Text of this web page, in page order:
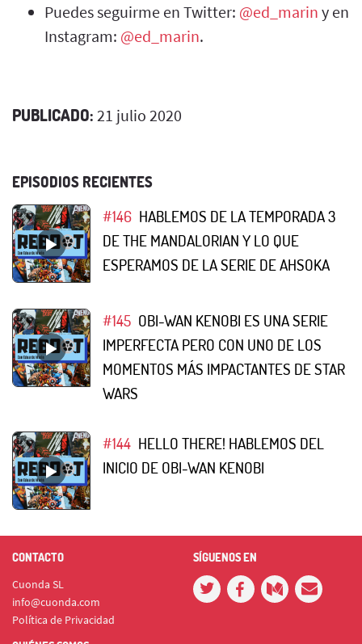
Puedes seguirme en Twitter: @ed_marin y en
Instagram: @ed_marin.
PUBLICADO: 21 julio 2020
EPISODIOS RECIENTES
#146 HABLEMOS DE LA TEMPORADA 3
DE THE MANDALORIAN Y LO QUE
ESPERAMOS DE LA SERIE DE AHSOKA
#145 OBI-WAN KENOBI ES UNA SERIE
IMPERFECTA PERO CON UNO DE LOS
MOMENTOS MÁS IMPACTANTES DE STAR
WARS
#144 HELLO THERE! HABLEMOS DEL
INICIO DE OBI-WAN KENOBI
CONTACTO
Cuonda SL
info@cuonda.com
Política de Privacidad
SÍGUENOS EN